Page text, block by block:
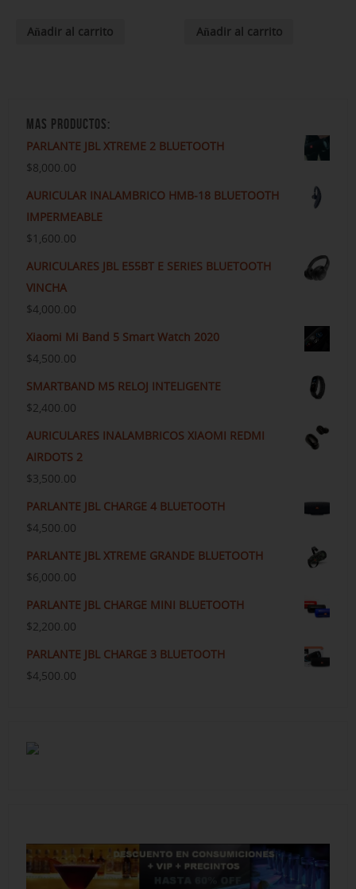
Añadir al carrito Añadir al carrito
MAS PRODUCTOS:
PARLANTE JBL XTREME 2 BLUETOOTH
$8,000.00
AURICULAR INALAMBRICO HMB-18 BLUETOOTH
IMPERMEABLE
$1,600.00
AURICULARES JBL E55BT E SERIES BLUETOOTH
VINCHA
$4,000.00
Xiaomi Mi Band 5 Smart Watch 2020
$4,500.00
SMARTBAND M5 RELOJ INTELIGENTE
$2,400.00
AURICULARES INALAMBRICOS XIAOMI REDMI
AIRDOTS 2
$3,500.00
PARLANTE JBL CHARGE 4 BLUETOOTH
$4,500.00
PARLANTE JBL XTREME GRANDE BLUETOOTH
$6,000.00
PARLANTE JBL CHARGE MINI BLUETOOTH
$2,200.00
PARLANTE JBL CHARGE 3 BLUETOOTH
$4,500.00